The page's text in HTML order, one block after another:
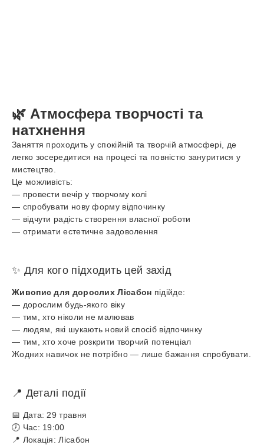
🌿 Атмосфера творчості та
натхнення
Заняття проходить у спокійній та творчій атмосфері, де
легко зосередитися на процесі та повністю зануритися у
мистецтво.
Це можливість:
— провести вечір у творчому колі
— спробувати нову форму відпочинку
— відчути радість створення власної роботи
— отримати естетичне задоволення
✨ Для кого підходить цей захід
Живопис для дорослих Лісабон підійде:
— дорослим будь-якого віку
— тим, хто ніколи не малював
— людям, які шукають новий спосіб відпочинку
— тим, хто хоче розкрити творчий потенціал
Жодних навичок не потрібно — лише бажання спробувати.
📍 Деталі події
📅 Дата: 29 травня
🕖 Час: 19:00
📍 Локація: Лісабон